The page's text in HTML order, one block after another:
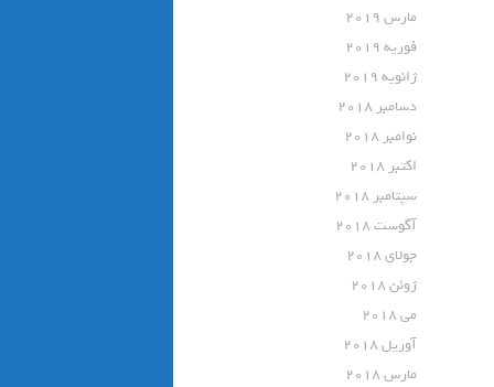
مارس 2019
فوریه 2019
ژانویه 2019
دسامبر 2018
نوامبر 2018
اکتبر 2018
سپتامبر 2018
آگوست 2018
جولای 2018
ژوئن 2018
می 2018
آوریل 2018
مارس 2018